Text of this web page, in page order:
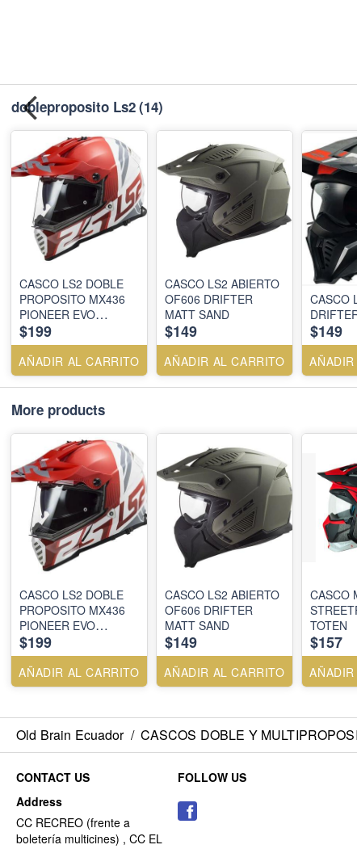
dobleproposito Ls2(14)
CASCO LS2 DOBLE
PROPOSITO MX436
PIONEER EVO
EVOLVE RED WHITE-
L Y M
$199
AÑADIR AL CARRITO
CASCO LS2 ABIERTO
OF606 DRIFTER
MATT SAND
$149
AÑADIR AL CARRITO
CASCO
$149
More products
CASCO LS2 DOBLE
PROPOSITO MX436
PIONEER EVO
EVOLVE RED WHITE-
L Y M
$199
AÑADIR AL CARRITO
CASCO LS2 ABIERTO
OF606 DRIFTER
MATT SAND
$149
AÑADIR AL CARRITO
CASCO
TOTEN
$157
Old Brain Ecuador / CASCOS DOBLE Y
CONTACT US
Address
CC RECREO (frente a
boletería multicines) , CC EL
FOLLOW US